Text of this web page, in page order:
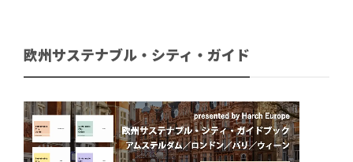
欧州サステナブル・シティ・ガイド